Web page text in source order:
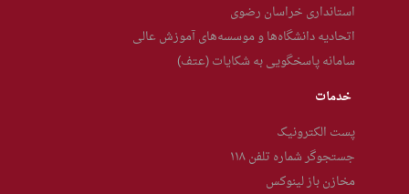
استانداری خراسان رضوی
اتحادیه دانشگاه‌ها و موسسه‌های آموزش عالی
سامانه پاسخگویی به شکایات (عتف)
خدمات
پست الکترونیک
جستجوگر شماره تلفن ۱۱۸
مخازن باز لینوکس